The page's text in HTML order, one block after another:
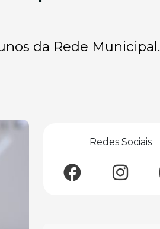
da Rede Municipal.
Redes Sociais